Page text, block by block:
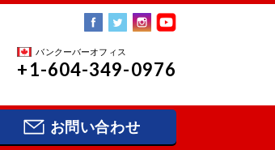
バンクーバーオフィス
+1-604-349-0976
お問い合わせ